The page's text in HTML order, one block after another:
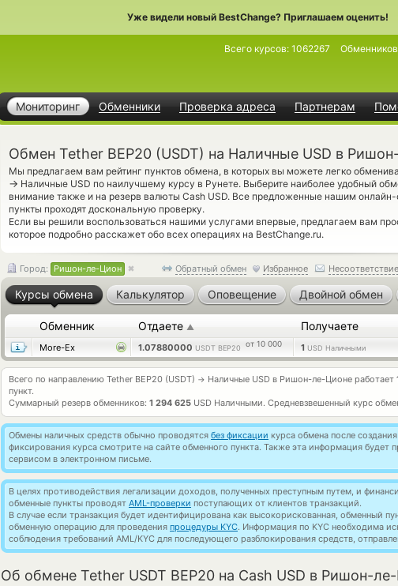
Уже видели новый BestChange? Приглашаем оценить!
Мониторинг Обменники Проверка адреса Партнерам
Всего курсов: 1062267
Обмен Tether BEP20 (USDT) на Наличные USD в
Мы предлагаем вам рейтинг пунктов обмена, в которых вы можете легко
→ Наличные USD по наилучшему курсу в Рунете. Выберите наиболее удобный
внимание также и на резерв валюты Cash USD. Все предложенные нашим
пункты проходят доскональную проверку.
Если вы решили воспользоваться нашими услугами впервые, предлагаем вам
которое подробно расскажет обо всех операциях на BestChange.ru.
Обратный обмен Избранное Несоответствие
Город: Ришон-ле-Цион
Курсы обмена Калькулятор Оповещение Двойной обмен
Обменник Отдаете ▲ Получаете
More-Ex 1.07880000 USDT BEP20 от 10 000 1 USD Наличными
Всего по направлению Tether BEP20 (USDT) → Наличные USD в Ришон-ле-Ционе работает
пункт.
Суммарный резерв обменников: 1 294 625 USD Наличными. Средневзвешенный курс
Обмены наличных средств обычно проводятся без фиксации курса обмена после
фиксирования курса смотрите на сайте обменного пункта. Также эта информация будет
сервисом в электронном письме.
В целях противодействия легализации доходов, полученных преступным путем, и
обменные пункты проводят AML-проверки поступающих от клиентов транзакций.
В случае если транзакция будет идентифицирована как высокорискованная, обменный
обменную операцию для проведения процедуры KYC. Информация по KYC необходима
соблюдения требований AML/KYC для последующего разблокирования средств,
Об обмене Tether USDT BEP20 на Cash USD в Ришон-